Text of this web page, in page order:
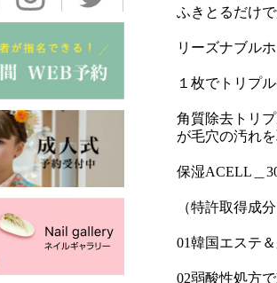
ふきとるだけ
リーズナブル
１枚でトリプ
角質除去トリ
が毛穴の汚れ
保湿ACELL＿
（特許取得成分
01韓国エステ
02弱酸性処方